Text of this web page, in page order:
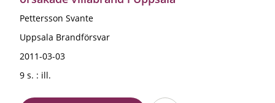
Pettersson Svante
Uppsala Brandförsvar
2011-03-03
9 s. : ill.